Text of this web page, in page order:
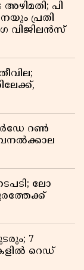
പി
പ്രതി
വിജിലൻസ്
റൺ
ലോ
7
റെഡ്